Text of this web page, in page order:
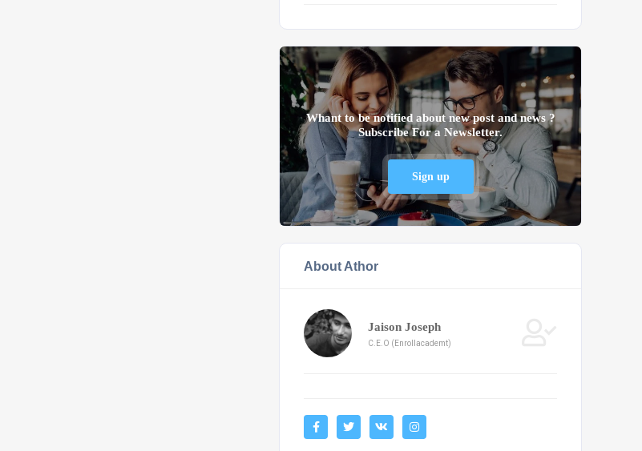
Whant to be notified about new post and news ?
Subscribe For a Newsletter.
Sign up
About Athor
Jaison Joseph
C.E.O (Enrollacademt)